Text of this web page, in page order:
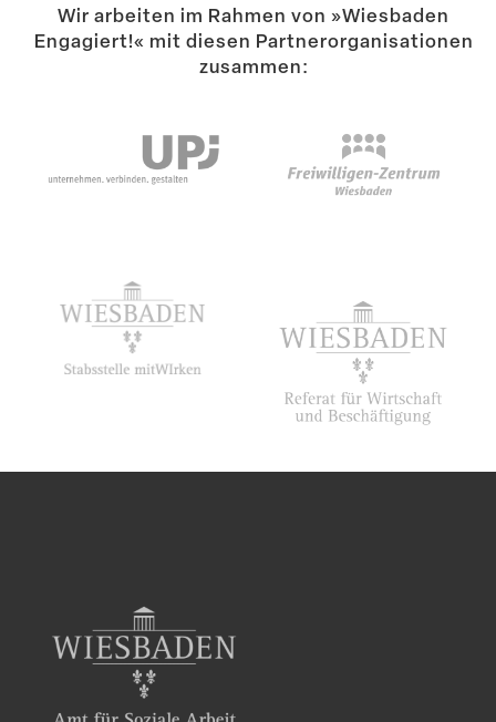
Wir arbeiten im Rahmen von »Wiesbaden
Engagiert!« mit diesen Partner­or­ga­ni­sa­tionen
zusammen: